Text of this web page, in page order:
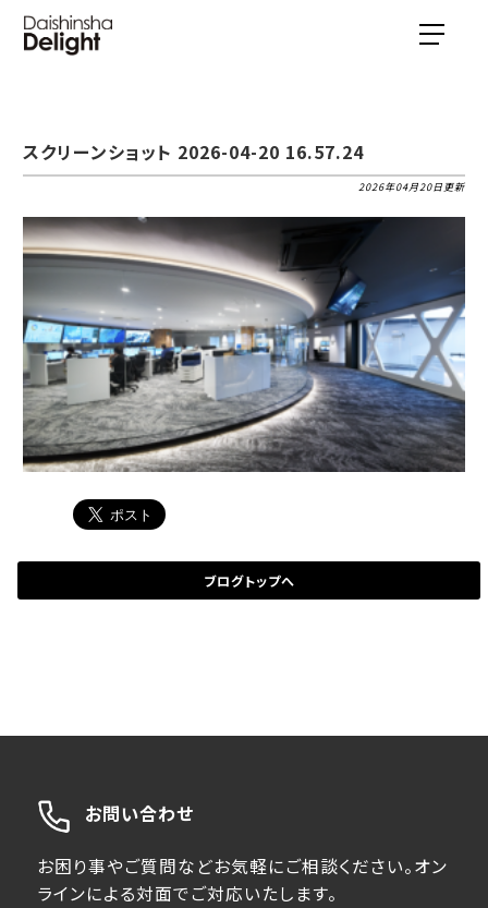
スクリーンショット 2026-04-20 16.57.24
2026年04月20日更新
ブログトップへ
お問い合わせ
お困り事やご質問などお気軽にご相談ください。オン
ラインによる対面でご対応いたします。